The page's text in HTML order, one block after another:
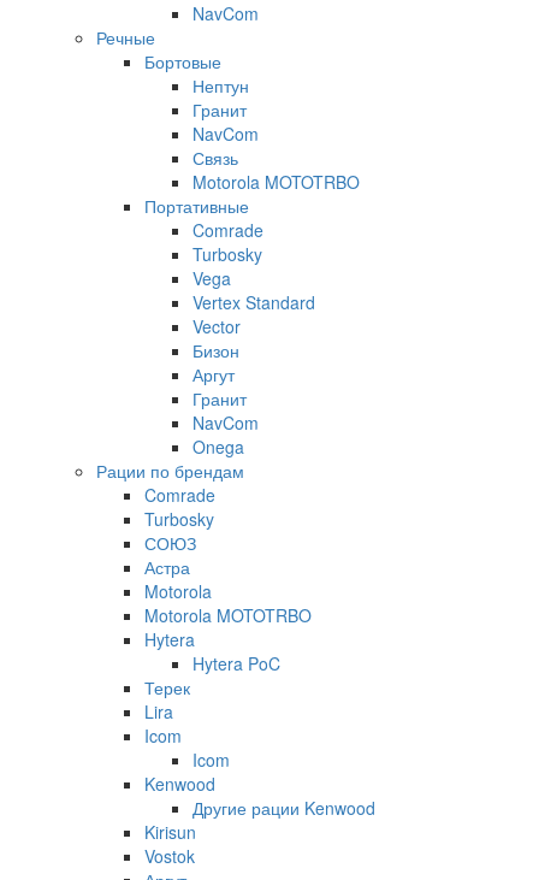
NavCom
Речные
Бортовые
Нептун
Гранит
NavCom
Связь
Motorola MOTOTRBO
Портативные
Comrade
Turbosky
Vega
Vertex Standard
Vector
Бизон
Аргут
Гранит
NavCom
Onega
Рации по брендам
Comrade
Turbosky
СОЮЗ
Астра
Motorola
Motorola MOTOTRBO
Hytera
Hytera PoC
Терек
Lira
Icom
Icom
Kenwood
Другие рации Kenwood
Kirisun
Vostok